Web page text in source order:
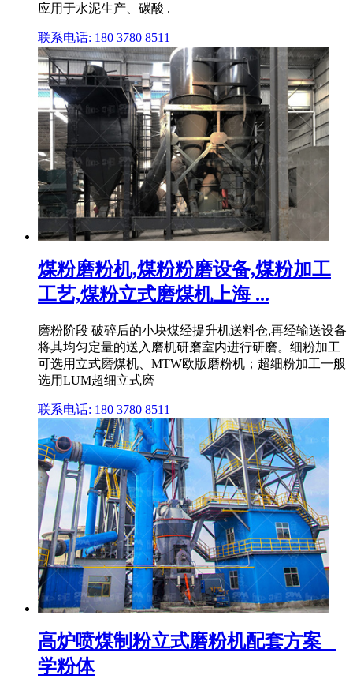
应用于水泥生产、碳酸 .
联系电话: 180 3780 8511
煤粉磨粉机,煤粉粉磨设备,煤粉加工
工艺,煤粉立式磨煤机上海 ...
磨粉阶段 破碎后的小块煤经提升机送料仓,再经输送设备
将其均匀定量的送入磨机研磨室内进行研磨。细粉加工
可选用立式磨煤机、MTW欧版磨粉机；超细粉加工一般
选用LUM超细立式磨
联系电话: 180 3780 8511
高炉喷煤制粉立式磨粉机配套方案 _
学粉体